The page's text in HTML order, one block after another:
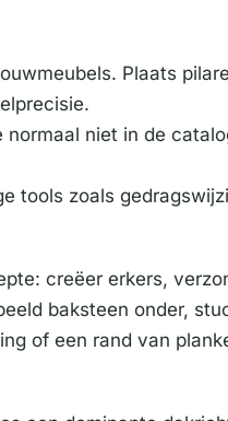
Plaats
niet in de
tools zoals
creëer erkers,
baksteen onder,
of een rand van